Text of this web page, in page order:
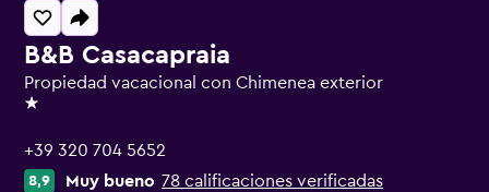
B&B Casacapraia
Propiedad vacacional con Chimenea exterior
1 estrella
+39 320 704 5652
8,9 Muy bueno 78 calificaciones verificadas